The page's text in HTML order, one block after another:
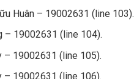
Huân – 19002631 (line 103).
– 19002631 (line 104).
– 19002631 (line 105).
– 19002631 (line 106).